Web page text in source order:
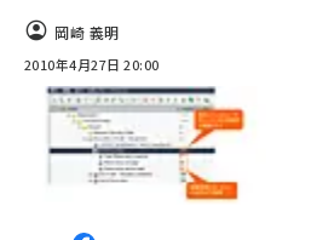
岡崎 義明
2010年4月27日 20:00